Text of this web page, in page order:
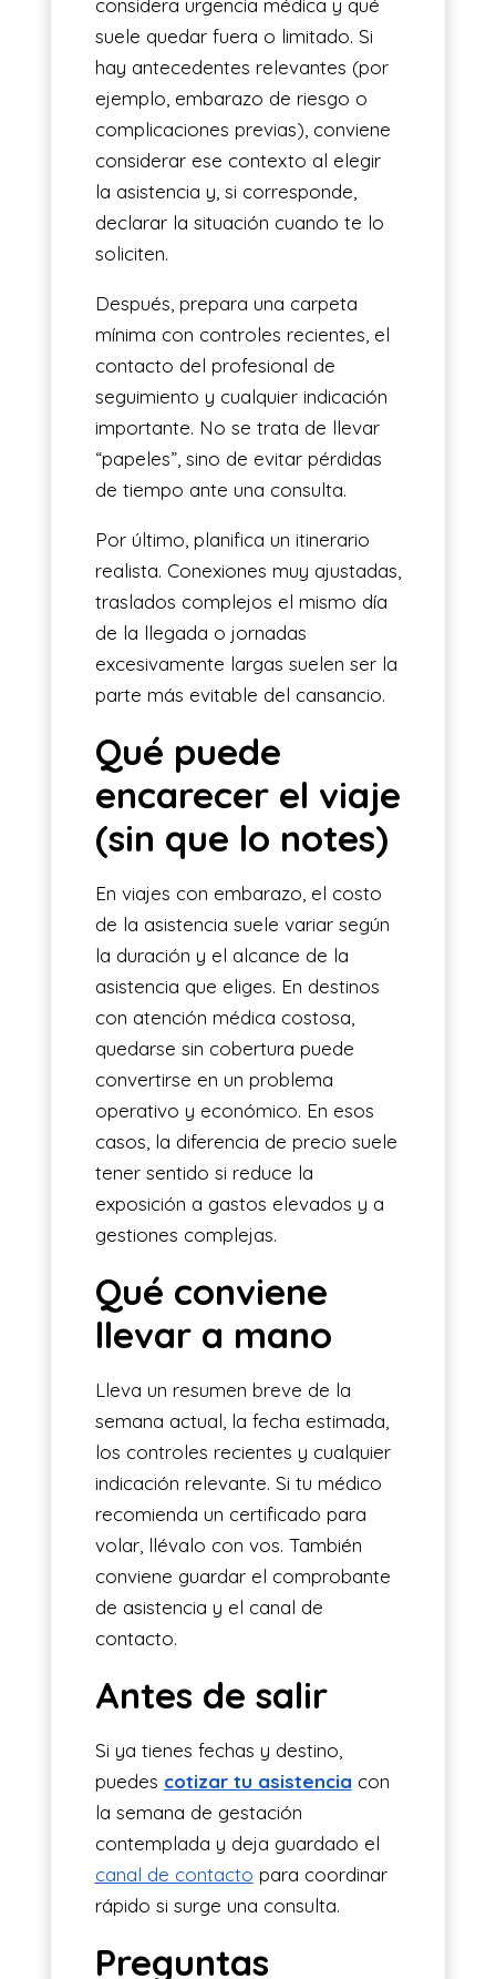
suele quedar fuera o limitado. Si
hay antecedentes relevantes (por
ejemplo, embarazo de riesgo o
complicaciones previas), conviene
considerar ese contexto al elegir
la asistencia y, si corresponde,
declarar la situación cuando te lo
soliciten.
Después, prepara una carpeta
mínima con controles recientes, el
contacto del profesional de
seguimiento y cualquier indicación
importante. No se trata de llevar
“papeles”, sino de evitar pérdidas
de tiempo ante una consulta.
Por último, planifica un itinerario
realista. Conexiones muy ajustadas,
traslados complejos el mismo día
de la llegada o jornadas
excesivamente largas suelen ser la
parte más evitable del cansancio.
Qué puede
encarecer el viaje
(sin que lo notes)
En viajes con embarazo, el costo
de la asistencia suele variar según
la duración y el alcance de la
asistencia que eliges. En destinos
con atención médica costosa,
quedarse sin cobertura puede
convertirse en un problema
operativo y económico. En esos
casos, la diferencia de precio suele
tener sentido si reduce la
exposición a gastos elevados y a
gestiones complejas.
Qué conviene
llevar a mano
Lleva un resumen breve de la
semana actual, la fecha estimada,
los controles recientes y cualquier
indicación relevante. Si tu médico
recomienda un certificado para
volar, llévalo con vos. También
conviene guardar el comprobante
de asistencia y el canal de
contacto.
Antes de salir
Si ya tienes fechas y destino,
puedes cotizar tu asistencia con
la semana de gestación
contemplada y deja guardado el
canal de contacto para coordinar
rápido si surge una consulta.
Preguntas